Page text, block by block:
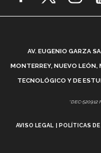
¿Cómo
Vida
AV. EUGENIO GARZA
MONTERREY, NUEVO
TECNOLÓGICO Y DE
*DEC-520912
AVISO LEGAL POLÍTICAS